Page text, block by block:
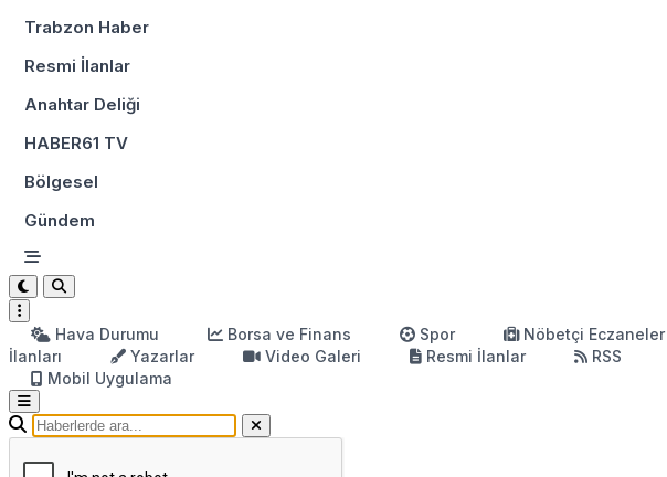
Trabzon Haber
Resmi İlanlar
Anahtar Deliği
HABER61 TV
Bölgesel
Gündem
Hava Durumu Borsa ve Finans Spor Nöbetçi Eczaneler
İlanları
Yazarlar Video Galeri Resmi İlanlar RSS
Mobil Uygulama